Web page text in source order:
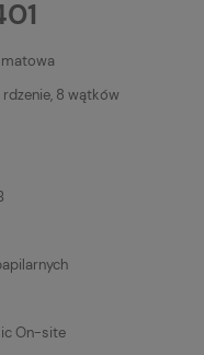
matowa
8 wątków
On-site